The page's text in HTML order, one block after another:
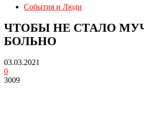
События и Люди
ЧТОБЫ НЕ СТАЛО
БОЛЬНО
03.03.2021
0
3009